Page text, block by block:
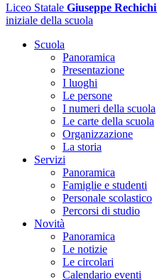
Liceo Statale Giuseppe Rechichi
iniziale della scuola
Scuola
Panoramica
Presentazione
I luoghi
Le persone
I numeri della scuola
Le carte della scuola
Organizzazione
La storia
Servizi
Panoramica
Famiglie e studenti
Personale scolastico
Percorsi di studio
Novità
Panoramica
Le notizie
Le circolari
Calendario eventi